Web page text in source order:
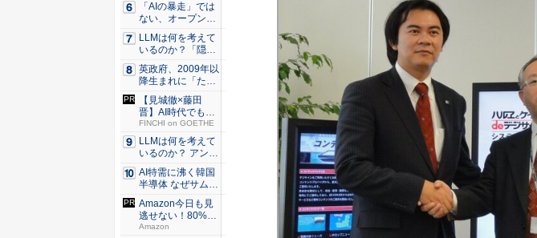
「AIの暴走」では
ない、オープンAI
のモ...
LLMは何を考えて
いるのか？「隠れ
た領域...
英政府、2009年以
降生まれに「たば
こ販...
【見城徹×藤田
晋】AI時代でも変
わらない...
FINCHI on GOETHE
LLMは何を考えて
いるのか？ アンソ
ロピ...
AI特需に沸く韓国
半導体 なぜサムス
ンの...
Amazon今日も見
逃せない！80%O
F...
Amazon